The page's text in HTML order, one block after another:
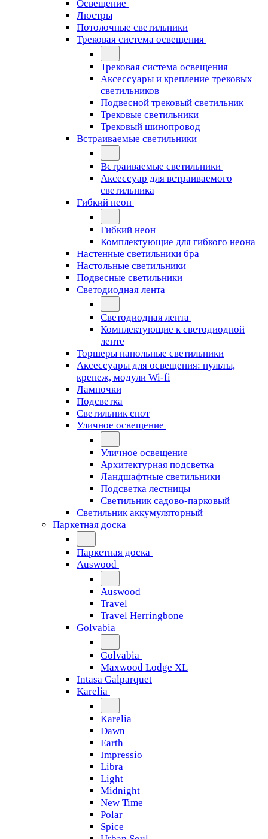
Освещение
Люстры
Потолочные светильники
Трековая система освещения
Трековая система освещения
Аксессуары и крепление трековых
светильников
Подвесной трековый светильник
Трековые светильники
Трековый шинопровод
Встраиваемые светильники
Встраиваемые светильники
Аксессуар для встраиваемого
светильника
Гибкий неон
Гибкий неон
Комплектующие для гибкого неона
Настенные светильники бра
Настольные светильники
Подвесные светильники
Светодиодная лента
Светодиодная лента
Комплектующие к светодиодной
ленте
Торшеры напольные светильники
Аксессуары для освещения: пульты,
крепеж, модули Wi-fi
Лампочки
Подсветка
Светильник спот
Уличное освещение
Уличное освещение
Архитектурная подсветка
Ландшафтные светильники
Подсветка лестницы
Светильник садово-парковый
Светильник аккумуляторный
Паркетная доска
Паркетная доска
Auswood
Auswood
Travel
Travel Herringbone
Golvabia
Golvabia
Maxwood Lodge XL
Intasa Galparquet
Karelia
Karelia
Dawn
Earth
Impressio
Libra
Light
Midnight
New Time
Polar
Spice